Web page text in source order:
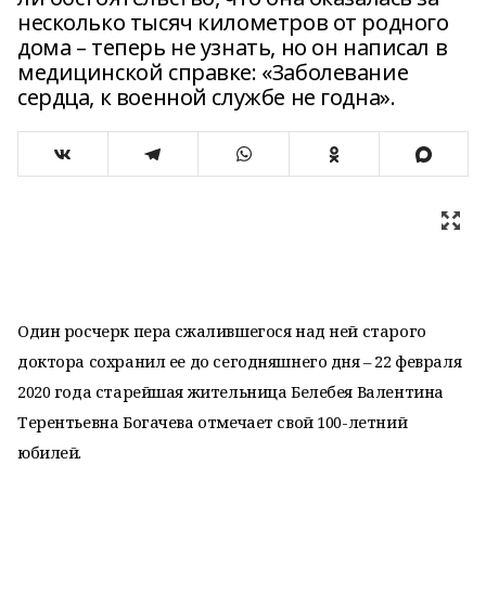
несколько тысяч километров от родного
дома – теперь не узнать, но он написал в
медицинской справке: «Заболевание
сердца, к военной службе не годна».
Один росчерк пера сжалившегося над ней старого
доктора сохранил ее до сегодняшнего дня – 22 февраля
2020 года старейшая жительница Белебея Валентина
Терентьевна Богачева отмечает свой 100-летний
юбилей.